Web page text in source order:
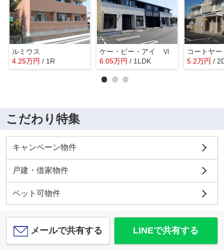
ルミウス
4.25万円 / 1R
ケー・ビー・アイ Ⅵ
6.05万円 / 1LDK
コートヤ
5.2万円 /
こだわり特集
キャンペーン物件
戸建・借家物件
ペット可物件
メールで共有する LINEで共有する